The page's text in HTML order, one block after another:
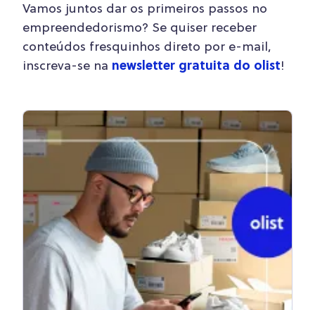
Vamos juntos dar os primeiros passos no
empreendedorismo? Se quiser receber
conteúdos fresquinhos direto por e-mail,
inscreva-se na newsletter gratuita do olist!